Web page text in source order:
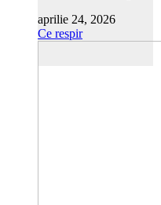
aprilie 24, 2026
Ce respir